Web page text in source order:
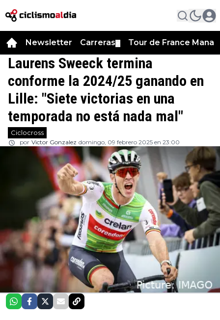
Newsletter Carreras Tour de France
Laurens Sweeck termina
conforme la 2024/25 ganando en
Lille: "Siete victorias en una
temporada no está nada mal"
Ciclocross
por Victor Gonzalez domingo, 09 febrero 2025 en 23:00